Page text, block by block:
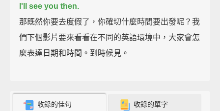
I'll see you then.
那既然你要去度假了，你確切什麼時間要出發呢？我
們下個影片要來看看在不同的英語環境中，大家會怎
麼表達日期和時間。到時候見。
收錄的佳句 收錄的單字